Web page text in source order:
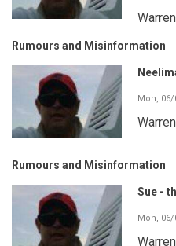
Rumours and Misinformation
Mon, 06/
Rumours and Misinformation
Sue -
Mon, 06/